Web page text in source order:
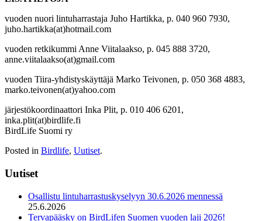
vuoden nuori lintuharrastaja Juho Hartikka, p. 040 960 7930,
juho.hartikka(at)hotmail.com
vuoden retkikummi Anne Viitalaakso, p. 045 888 3720,
anne.viitalaakso(at)gmail.com
vuoden Tiira-yhdistyskäyttäjä Marko Teivonen, p. 050 368 4883,
marko.teivonen(at)yahoo.com
järjestökoordinaattori Inka Plit, p. 010 406 6201,
inka.plit(at)birdlife.fi
BirdLife Suomi ry
Posted in Birdlife, Uutiset.
Uutiset
Osallistu lintuharrastuskyselyyn 30.6.2026 mennessä
25.6.2026
Tervapääsky on BirdLifen Suomen vuoden laji 2026!